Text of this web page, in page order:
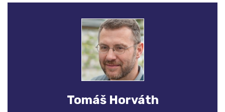
Tomáš Horváth